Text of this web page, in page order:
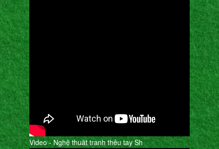
Video - Nghệ thuât tranh thêu tay Sh